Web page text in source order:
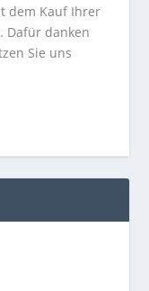
dem Kauf Ihrer
Dafür danken
Sie uns